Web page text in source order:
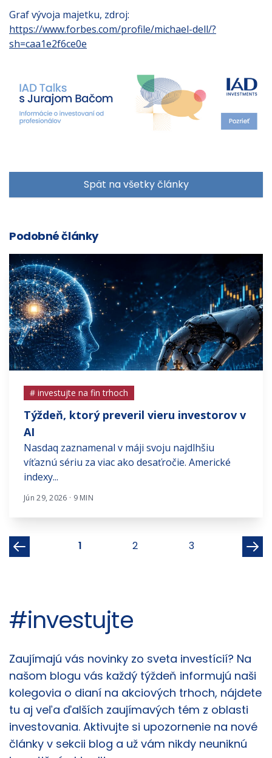
Graf vývoja majetku, zdroj:
https://www.forbes.com/profile/michael-dell/?
sh=caa1e2f6ce0e
Spät na všetky články
Podobné články
# investujte na fin trhoch
Týždeň, ktorý preveril vieru investorov v
AI
Nasdaq zaznamenal v máji svoju najdlhšiu
víťaznú sériu za viac ako desaťročie. Americké
indexy...
Jún 29, 2026 · 9 MIN
1 2 3
#investujte
Články
Zaujímajú vás novinky zo sveta investícií? Na
našom blogu vás každý týždeň informujú naši
kolegovia o dianí na akciových trhoch, nájdete
tu aj veľa ďalších zaujímavých tém z oblasti
investovania. Aktivujte si upozornenie na nové
články v sekcii blog a už vám nikdy neuniknú